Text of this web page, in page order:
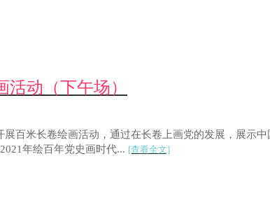
动（下午场）
百米长卷绘画活动，通过在长卷上画党的发展，展示
年绘百年党史画时代... [查看全文]